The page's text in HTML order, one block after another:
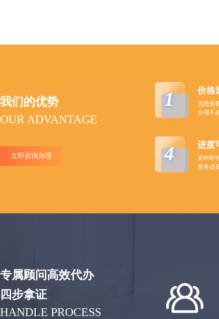
我们的优势
OUR ADVANTAGE
立即咨询办理
1 价格
无隐形
办理不
4 进度
资料即
服务进
专属顾问高效代办
四步拿证
HANDLE PROCESS